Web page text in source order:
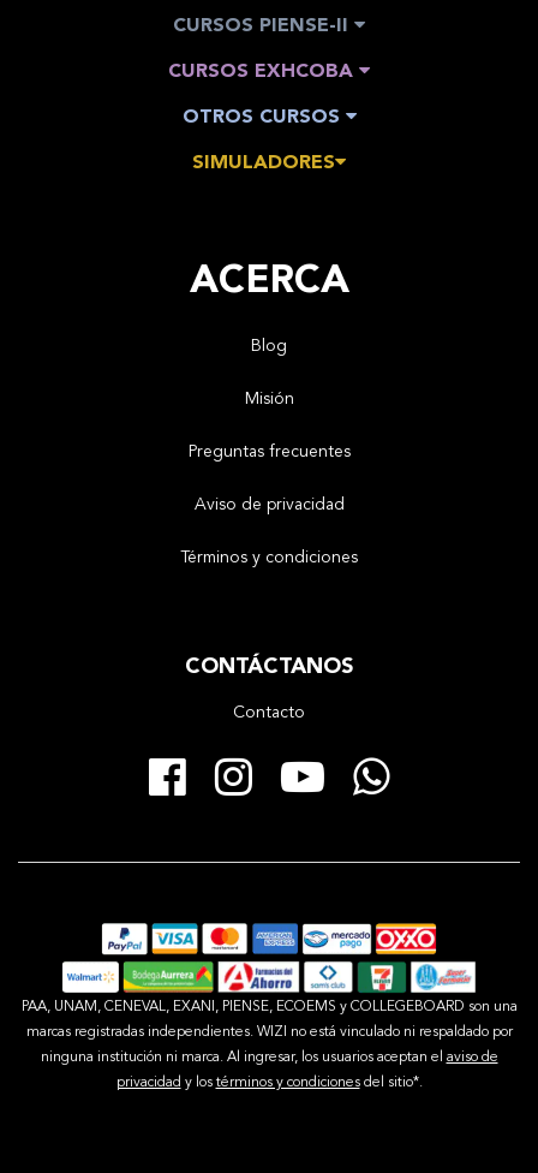
CURSOS PIENSE-II
CURSOS EXHCOBA
OTROS CURSOS
SIMULADORES
ACERCA
Blog
Misión
Preguntas frecuentes
Aviso de privacidad
Términos y condiciones
CONTÁCTANOS
Contacto
Facebook
Instagram
YouTube
PAA, UNAM, CENEVAL, EXANI, PIENSE, ECOEMS y COLLEGEBOARD son una
marcas registradas independientes. WIZI no está vinculado ni respaldado por
ninguna institución ni marca. Al ingresar, los usuarios aceptan el aviso de
privacidad y los términos y condicionesdel sitio*.